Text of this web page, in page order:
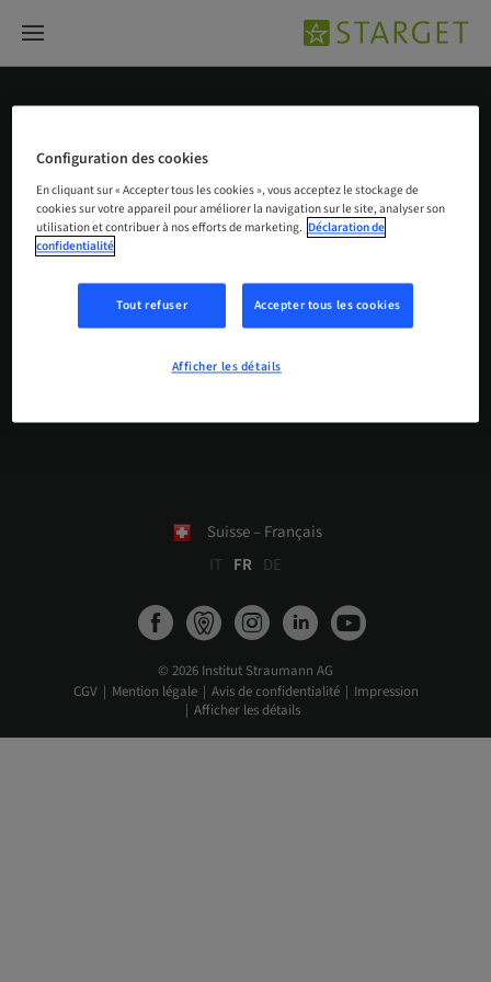
Restaurations esthétiques
Création d'un profil
d'émergence idéal avec…
15. oct. 2020
Un rapport de cas d’Alessandro Perucchi
Suisse – Français
IT FR DE
© 2026 Institut Straumann AG
CGV
Mention légale Avis de confidentialité
Impression
Afficher les détails
Configuration des cookies
En cliquant sur « Accepter tous les cookies », vous acceptez le stockage de
cookies sur votre appareil pour améliorer la navigation sur le site, analyser son
utilisation et contribuer à nos efforts de marketing. Déclaration de
confidentialité
Tout refuser Accepter tous les cookies
Afficher les détails